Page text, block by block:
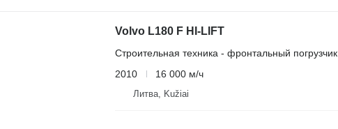
Volvo L180 F HI-LIFT
Строительная техника - фронтальный погрузчик
2010
16 000 м/ч
Литва, Kužiai